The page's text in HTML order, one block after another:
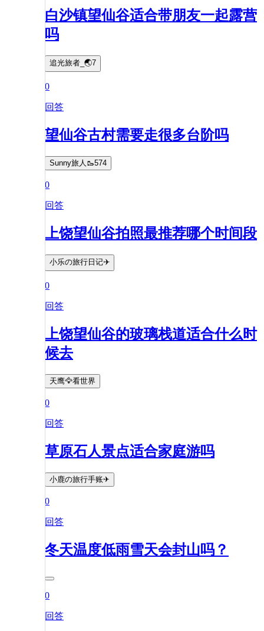
白沙镇望仙谷适合带朋友一起露营
吗
追光旅者_🌏7
0
回答
望仙谷古村需要走很多台阶吗
Sunny旅人🥾574
0
回答
上饶望仙谷拍照最推荐哪个时间段
小乐の旅行日记✈️
0
回答
上饶望仙谷的玻璃栈道适合什么时
候去
天鹰🦅看世界
0
回答
草原石人景点适合家庭游吗
小鹿の旅行手账✈
0
回答
冬天温度低雨雪天会封山吗？
0
回答